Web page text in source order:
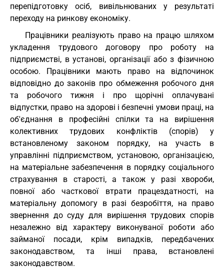
перепідготовку осіб, вивільнюваних у результаті
переходу на ринкову економіку.
Працівники реалізують право на працю шляхом
укладення трудового договору про роботу на
підприємстві, в установі, організації або з фізичною
особою. Працівники мають право на відпочинок
відповідно до законів про обмеження робочого дня
та робочого тижня і про щорічні оплачувані
відпустки, право на здорові і безпечні умови праці, на
об'єднання в професійні спілки та на вирішення
колективних трудових конфліктів (спорів) у
встановленому законом порядку, на участь в
управлінні підприємством, установою, організацією,
на матеріальне забезпечення в порядку соціального
страхування в старості, а також у разі хвороби,
повної або часткової втрати працездатності, на
матеріальну допомогу в разі безробіття, на право
звернення до суду для вирішення трудових спорів
незалежно від характеру виконуваної роботи або
займаної посади, крім випадків, передбачених
законодавством, та інші права, встановлені
законодавством.